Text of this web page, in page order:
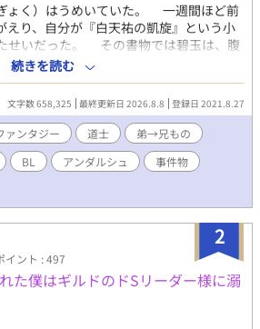
ょく）はうめいていた。 一週間ほど前
えり、自分が『白天祐の凱旋』という小
せいだった。 その書物では碧玉は、腹
う）からうらまれ、生きたまま邪霊の餌
られる。 最悪の事態を回避するため、
ころみる。 いまさら優しくなどできな
、威厳と正しさを武器にしようと思った
するのを回避すればいいだけなの
なつきはじめ……？ ※弟→兄ものです。
※なんちゃって中華風ファンタジー小説
に修正するので、誤字脱字の報告は不
アンダルシュのほうで書籍化しまし
みいただけるかと思います。 ※書籍ver
恋愛がNGのため、天祐が叔父の子――従
という設定に変わっています。
続きを読む
文字数 658,325 最終更新日 2026.8.8 登録日 2021.8.27
ァンタジー 道士
弟→兄もの
BL アンダルシュ
事件物
2
イント : 497
た僕はギルドのドSリーダー様に溺